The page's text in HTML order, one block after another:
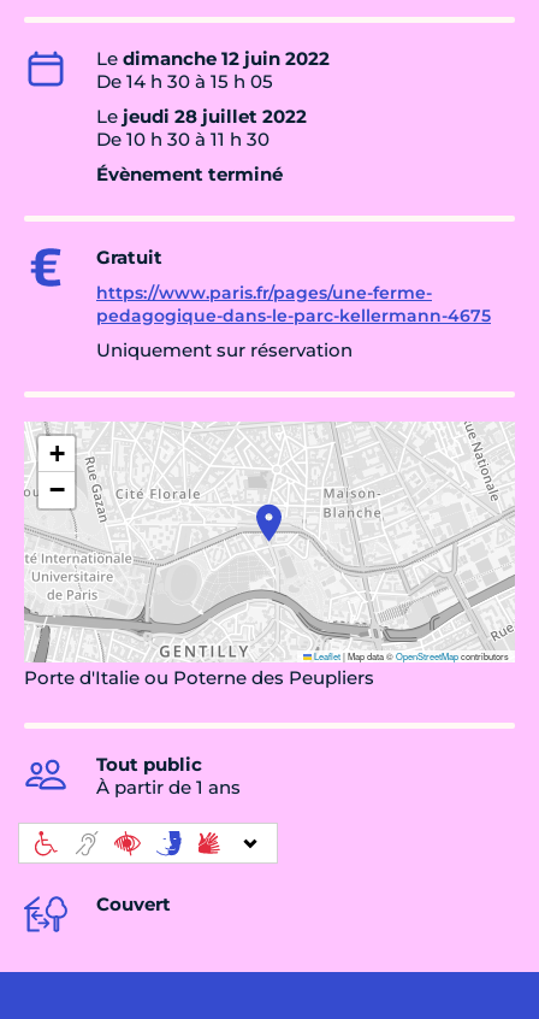
Le dimanche 12 juin 2022
De 14 h 30 à 15 h 05
Le jeudi 28 juillet 2022
De 10 h 30 à 11 h 30
Évènement terminé
Gratuit
https://www.paris.fr/pages/une-ferme-
pedagogique-dans-le-parc-kellermann-4675
Uniquement sur réservation
+
−
Leaflet|Map data ©OpenStreetMapcontributors
Porte d'Italie ou Poterne des Peupliers
Tout public
À partir de 1 ans
Couvert